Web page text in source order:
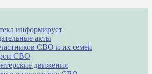
информирует
акты
СВО и их семей
СВО
движения